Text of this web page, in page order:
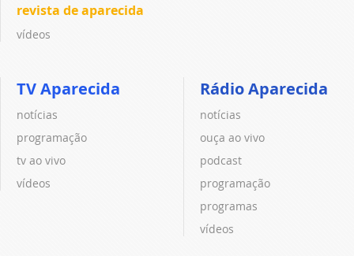
revista de aparecida
vídeos
TV Aparecida
notícias
programação
tv ao vivo
vídeos
Rádio Aparecida
notícias
ouça ao vivo
podcast
programação
programas
vídeos